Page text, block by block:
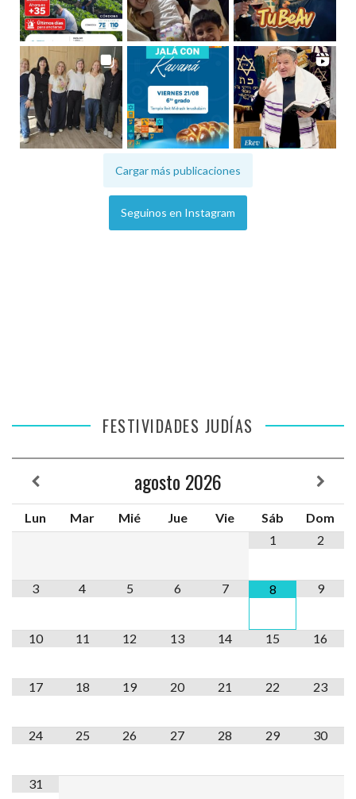
Cargar más publicaciones
Seguinos en Instagram
FESTIVIDADES JUDÍAS
agosto 2026
Lun Mar Mié Jue Vie Sáb
Dom
1
2
3 4 5 6 7 8 9
10 11 12 13 14 15 16
17 18 19 20 21 22 23
24 25 26 27 28 29 30
31